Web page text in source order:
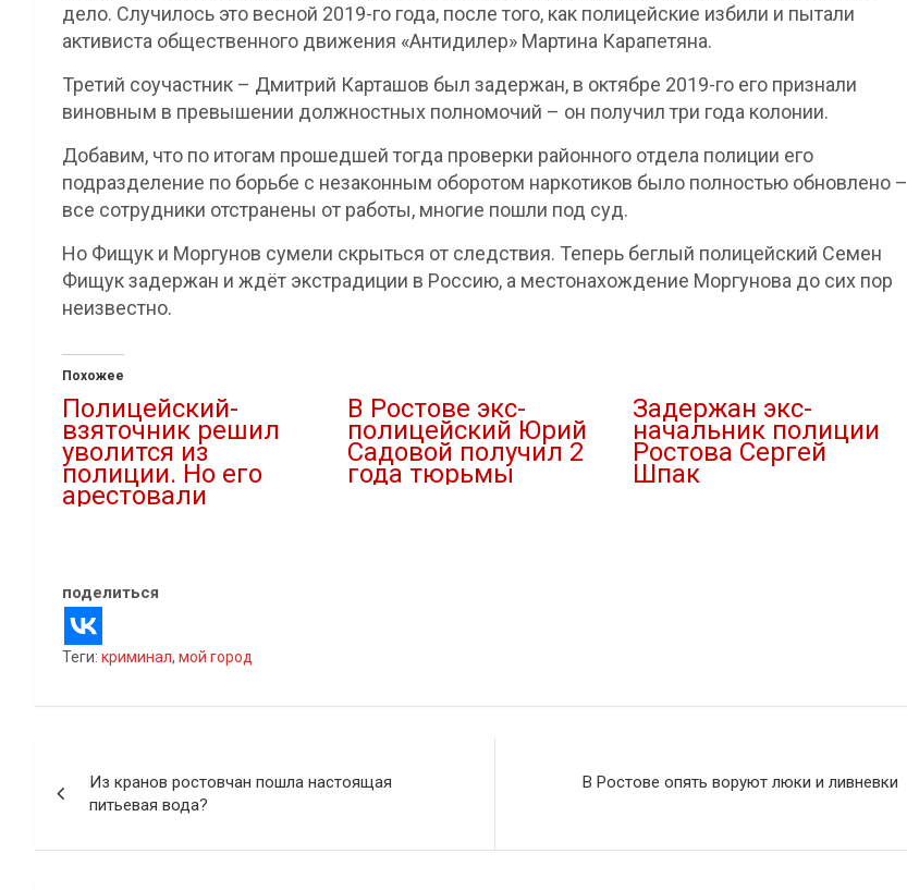
дело. Случилось это весной 2019-го года, после того, как полицейские избили и пытали
активиста общественного движения «Антидилер» Мартина Карапетяна.
Третий соучастник – Дмитрий Карташов был задержан, в октябре 2019-го его признали
виновным в превышении должностных полномочий – он получил три года колонии.
Добавим, что по итогам прошедшей тогда проверки районного отдела полиции его
подразделение по борьбе с незаконным оборотом наркотиков было полностью обновлено –
все сотрудники отстранены от работы, многие пошли под суд.
Но Фищук и Моргунов сумели скрыться от следствия. Теперь беглый полицейский Семен
Фищук задержан и ждёт экстрадиции в Россию, а местонахождение Моргунова до сих пор
неизвестно.
Похожее
Полицейский-
взяточник решил
уволится из
полиции. Но его
арестовали
В Ростове экс-
полицейский Юрий
Садовой получил 2
года тюрьмы
Задержан экс-
начальник полиции
Ростова Сергей
Шпак
поделиться
Теги: криминал, мой город
по
записям
Из кранов ростовчан пошла настоящая
питьевая вода?
В Ростове опять воруют люки и ливневки